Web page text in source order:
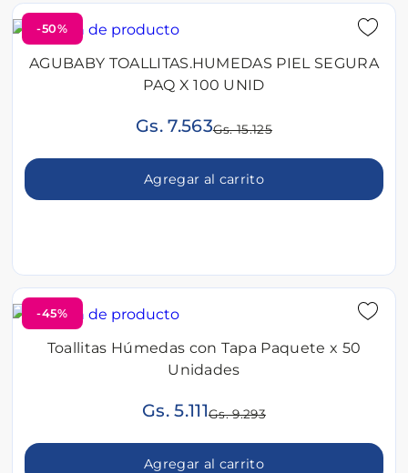
-50%
AGUBABY TOALLITAS.HUMEDAS PIEL SEGURA
PAQ X 100 UNID
Gs. 7.563Gs. 15.125
Agregar al carrito
-45%
Toallitas Húmedas con Tapa Paquete x 50
Unidades
Gs. 5.111Gs. 9.293
Agregar al carrito